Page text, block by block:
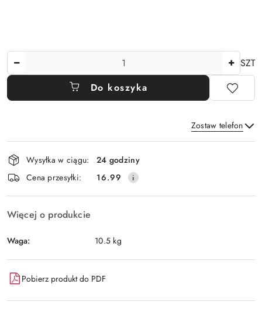
SZT
Do koszyka
Zostaw telefon
Wyślij
Dostępność
i
dostawa
Wysyłka w ciągu:
24 godziny
Cena przesyłki:
16.99
Więcej o produkcie
Waga: 10.5 kg
Pobierz produkt do PDF